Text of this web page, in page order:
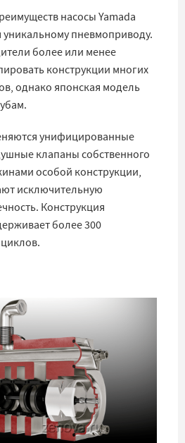
насосы Yamada
пневмоприводу.
более или менее
конструкции многих
однако японская модель
унифицированные
клапаны собственного
особой конструкции,
исключительную
Конструкция
более 300